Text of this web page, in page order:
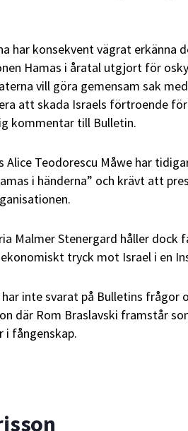
har konsekvent vägrat erkänna
Hamas i åratal utgjort för
vill göra gemensam sak
att skada Israels förtroende för
kommentar till Bulletin.
Alice Teodorescu Måwe har
i händerna” och krävt att
Malmer Stenergard håller dock
tryck mot Israel i en
har inte svarat på Bulletins
där Rom Braslavski framstår
i fångenskap.